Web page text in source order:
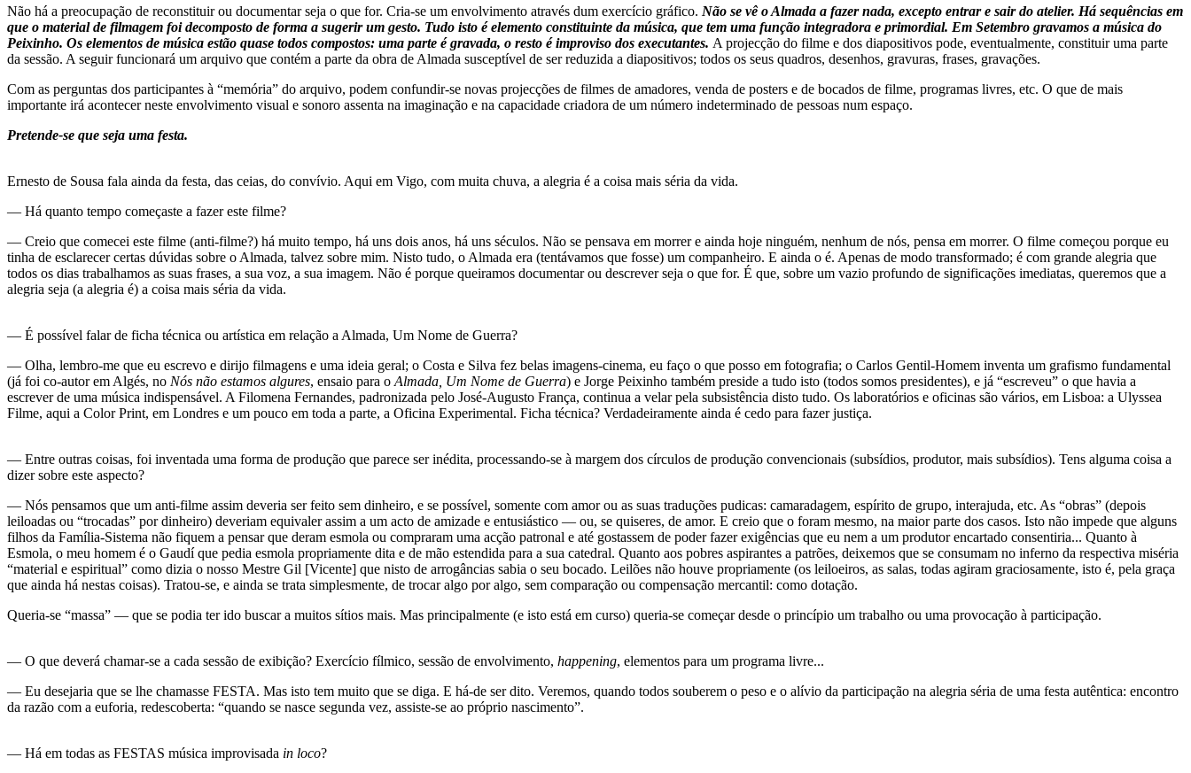
Não há a preocupação de reconstituir ou documentar seja o que for. Cria-se um envolvimento através dum exercício gráfico. Não se vê o Almada a fazer nada, excepto entrar e sair do atelier. Há sequências em
que o material de filmagem foi decomposto de forma a sugerir um gesto. Tudo isto é elemento constituinte da música, que tem uma função integradora e primordial. Em Setembro gravamos a música do
Peixinho. Os elementos de música estão quase todos compostos: uma parte é gravada, o resto é improviso dos executantes. A projecção do filme e dos diapositivos pode, eventualmente, constituir uma parte
da sessão. A seguir funcionará um arquivo que contém a parte da obra de Almada susceptível de ser reduzida a diapositivos; todos os seus quadros, desenhos, gravuras, frases, gravações.
Com as perguntas dos participantes à “memória” do arquivo, podem confundir-se novas projecções de filmes de amadores, venda de posters e de bocados de filme, programas livres, etc. O que de mais
importante irá acontecer neste envolvimento visual e sonoro assenta na imaginação e na capacidade criadora de um número indeterminado de pessoas num espaço.
Pretende-se que seja uma festa.
Ernesto de Sousa fala ainda da festa, das ceias, do convívio. Aqui em Vigo, com muita chuva, a alegria é a coisa mais séria da vida.
— Há quanto tempo começaste a fazer este filme?
— Creio que comecei este filme (anti-filme?) há muito tempo, há uns dois anos, há uns séculos. Não se pensava em morrer e ainda hoje ninguém, nenhum de nós, pensa em morrer. O filme começou porque eu
tinha de esclarecer certas dúvidas sobre o Almada, talvez sobre mim. Nisto tudo, o Almada era (tentávamos que fosse) um companheiro. E ainda o é. Apenas de modo transformado; é com grande alegria que
todos os dias trabalhamos as suas frases, a sua voz, a sua imagem. Não é porque queiramos documentar ou descrever seja o que for. É que, sobre um vazio profundo de significações imediatas, queremos que a
alegria seja (a alegria é) a coisa mais séria da vida.
— É possível falar de ficha técnica ou artística em relação a Almada, Um Nome de Guerra?
— Olha, lembro-me que eu escrevo e dirijo filmagens e uma ideia geral; o Costa e Silva fez belas imagens-cinema, eu faço o que posso em fotografia; o Carlos Gentil-Homem inventa um grafismo fundamental
(já foi co-autor em Algés, no Nós não estamos algures, ensaio para o Almada, Um Nome de Guerra) e Jorge Peixinho também preside a tudo isto (todos somos presidentes), e já “escreveu” o que havia a
escrever de uma música indispensável. A Filomena Fernandes, padronizada pelo José-Augusto França, continua a velar pela subsistência disto tudo. Os laboratórios e oficinas são vários, em Lisboa: a Ulyssea
Filme, aqui a Color Print, em Londres e um pouco em toda a parte, a Oficina Experimental. Ficha técnica? Verdadeiramente ainda é cedo para fazer justiça.
— Entre outras coisas, foi inventada uma forma de produção que parece ser inédita, processando-se à margem dos círculos de produção convencionais (subsídios, produtor, mais subsídios). Tens alguma coisa a
dizer sobre este aspecto?
— Nós pensamos que um anti-filme assim deveria ser feito sem dinheiro, e se possível, somente com amor ou as suas traduções pudicas: camaradagem, espírito de grupo, interajuda, etc. As “obras” (depois
leiloadas ou “trocadas” por dinheiro) deveriam equivaler assim a um acto de amizade e entusiástico — ou, se quiseres, de amor. E creio que o foram mesmo, na maior parte dos casos. Isto não impede que alguns
filhos da Família-Sistema não fiquem a pensar que deram esmola ou compraram uma acção patronal e até gostassem de poder fazer exigências que eu nem a um produtor encartado consentiria... Quanto à
Esmola, o meu homem é o Gaudí que pedia esmola propriamente dita e de mão estendida para a sua catedral. Quanto aos pobres aspirantes a patrões, deixemos que se consumam no inferno da respectiva miséria
“material e espiritual” como dizia o nosso Mestre Gil [Vicente] que nisto de arrogâncias sabia o seu bocado. Leilões não houve propriamente (os leiloeiros, as salas, todas agiram graciosamente, isto é, pela graça
que ainda há nestas coisas). Tratou-se, e ainda se trata simplesmente, de trocar algo por algo, sem comparação ou compensação mercantil: como dotação.
Queria-se “massa” — que se podia ter ido buscar a muitos sítios mais. Mas principalmente (e isto está em curso) queria-se começar desde o princípio um trabalho ou uma provocação à participação.
— O que deverá chamar-se a cada sessão de exibição? Exercício fílmico, sessão de envolvimento, happening, elementos para um programa livre...
— Eu desejaria que se lhe chamasse FESTA. Mas isto tem muito que se diga. E há-de ser dito. Veremos, quando todos souberem o peso e o alívio da participação na alegria séria de uma festa autêntica: encontro
da razão com a euforia, redescoberta: “quando se nasce segunda vez, assiste-se ao próprio nascimento”.
— Há em todas as FESTAS música improvisada in loco?